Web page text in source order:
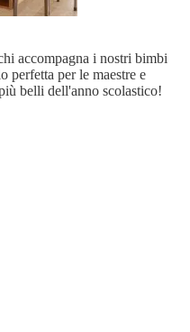
accompagna i nostri bimbi
perfetta per le maestre e
belli dell'anno scolastico!